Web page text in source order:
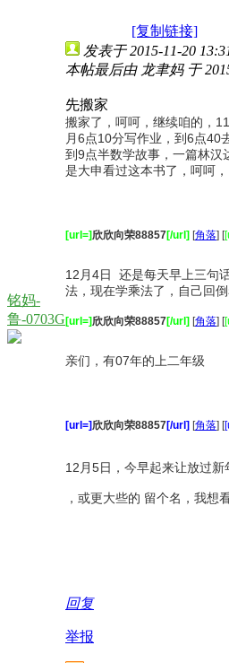
[复制链接]
铭妈-
鲁-0703G
发表于 2015-11-20
本帖最后由 龙聿妈 于
先搬家
搬家了，呵呵，继续咱的，
月6点10分写作业，到6点40
到9点半数学故事，一篇林汉
是大申看过这本书了，呵呵
[url=]欣欣向荣88857[/url] [角落] [
12月4日 还是每天早上三句
法，现在学乘法了，自己回
[url=]欣欣向荣88857[/url] [角落] [
亲们，有07年的上二年级
[url=]欣欣向荣88857[/url] [角落] [
12月5日，今早起来让放过
，或更大些的 留个名，我想
回复
举报